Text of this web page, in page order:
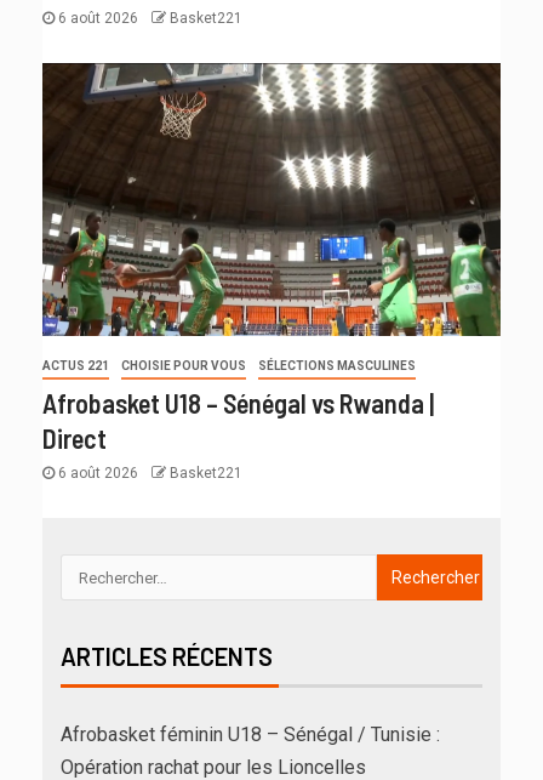
6 août 2026 Basket221
ACTUS 221 CHOISIE POUR VOUS SÉLECTIONS MASCULINES
Afrobasket U18 – Sénégal vs Rwanda |
Direct
6 août 2026 Basket221
ARTICLES RÉCENTS
Afrobasket féminin U18 – Sénégal / Tunisie :
Opération rachat pour les Lioncelles